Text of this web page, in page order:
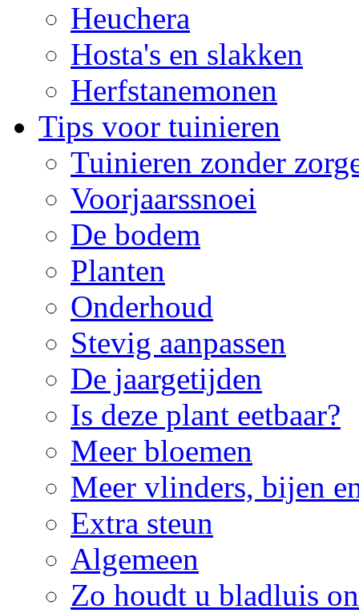
Heuchera
Hosta's en slakken
Herfstanemonen
Tips voor tuinieren
Tuinieren zonder
Voorjaarssnoei
De bodem
Planten
Onderhoud
Stevig aanpassen
De jaargetijden
Is deze plant eetbaar?
Meer bloemen
Meer vlinders, bijen
Extra steun
Algemeen
Zo houdt u bladluis